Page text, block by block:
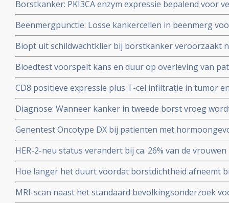
hormoonreceptor. copy 2
Borstkanker: PKI3CA enzym expressie bepalend voor
behandeling bij borstkanker en is gerelateerd aan
copy 1 copy 1
Beenmergpunctie: Losse kankercellen in beenmerg
voor vrouwen met borstkanker met aangetaste
behandeling dan ook.
Biopt uit schildwachtklier bij borstkanker veroorzaakt
lymfklieren of elders in lichaam dan zonder biopt,
2502 vrouwen.
Bloedtest voorspelt kans en duur op overleving van
borstkanker.
CD8 positieve expressie plus T-cel infiltratie in tumor
markers een significant verlaagd risico - 21 tot 57
borstkanker, zowel bij ER-HER2 pos als ER neg.
Diagnose: Wanneer kanker in tweede borst vroeg
behandeld is de kans op overlijden 27% tot 47%
recidief.
Genentest Oncotype DX bij patienten met
Her2 neg.) heeft een directe relatie met wel of geen
zou standaard ingevoerd moeten worden
HER-2-neu status verandert bij ca. 26% van de
van Tamoxifen en Letrazole - Femara en verandert
naar positief.
Hoe langer het duurt voordat borstdichtheid afneemt
hoe groter het risico op ontstaan van borstkanker.
MRI-scan naast het standaard bevolkingsonderzoek